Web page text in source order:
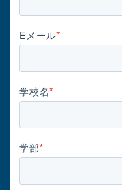
Eメール*
学校名*
学部*